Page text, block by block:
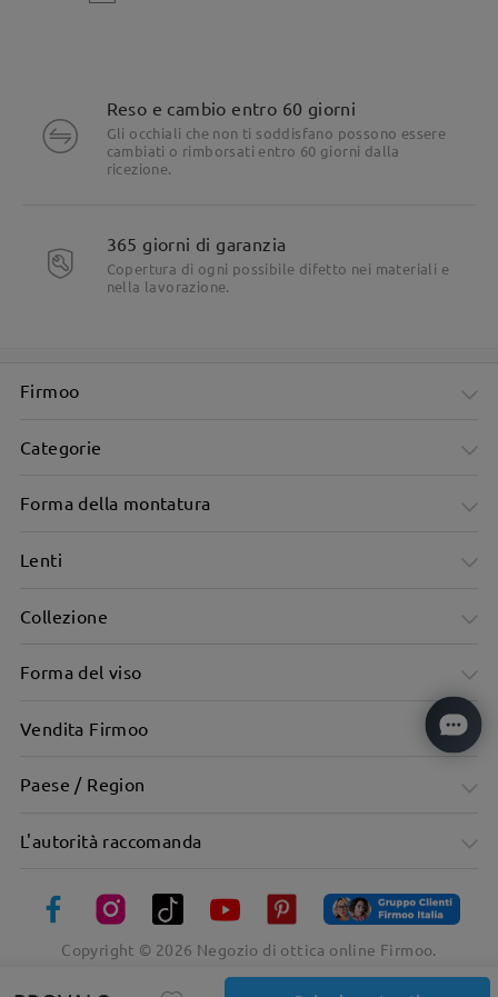
Reso e cambio entro 60 giorni
Gli occhiali che non ti soddisfano possono essere
cambiati o rimborsati entro 60 giorni dalla
ricezione.
365 giorni di garanzia
Copertura di ogni possibile difetto nei materiali e
nella lavorazione.
Firmoo
Categorie
Forma della montatura
Lenti
Collezione
Forma del viso
Vendita Firmoo
Paese / Region
L'autorità raccomanda
Copyright © 2026 Negozio di ottica online Firmoo.